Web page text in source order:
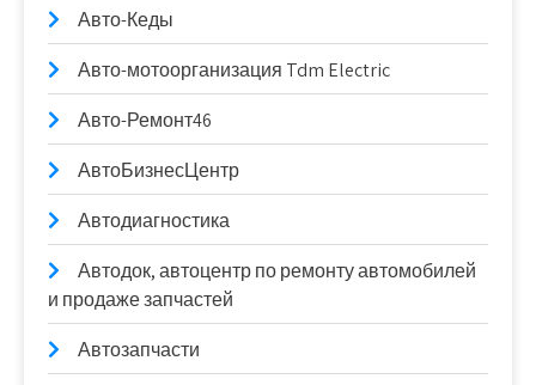
Авто-Кеды
Авто-мотоорганизация Tdm Electric
Авто-Ремонт46
АвтоБизнесЦентр
Автодиагностика
Автодок, автоцентр по ремонту автомобилей
и продаже запчастей
Автозапчасти